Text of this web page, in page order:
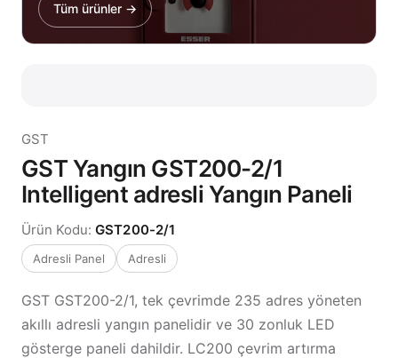
Tüm ürünler →
GST
GST Yangın GST200-2/1
Intelligent adresli Yangın Paneli
Ürün Kodu: GST200-2/1
Adresli Panel Adresli
GST GST200-2/1, tek çevrimde 235 adres yöneten
akıllı adresli yangın panelidir ve 30 zonluk LED
gösterge paneli dahildir. LC200 çevrim artırma